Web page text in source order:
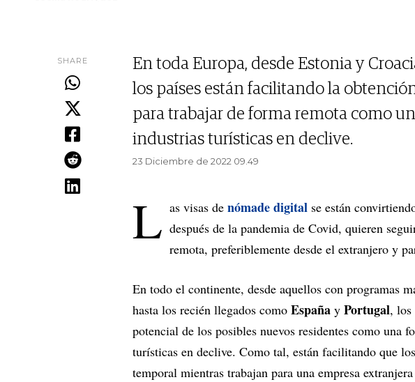
SHARE
En toda Europa, desde Estonia y
los países están facilitando la
para trabajar de forma remota como
industrias turísticas en declive.
23 Diciembre de 2022 09.49
L as visas de nómade digital se están
después de la pandemia de Covid, quieren
remota, preferiblemente desde el extranjero y
En todo el continente, desde aquellos con programas
hasta los recién llegados como España y Portugal, los
potencial de los posibles nuevos residentes como una
turísticas en declive. Como tal, están facilitando que
temporal mientras trabajan para una empresa